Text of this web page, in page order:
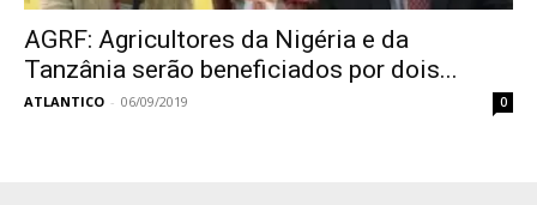
AGRF: Agricultores da Nigéria e da
Tanzânia serão beneficiados por dois...
ATLANTICO - 06/09/2019 0